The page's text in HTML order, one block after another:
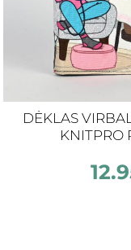
DĖKLAS
KNITPRO